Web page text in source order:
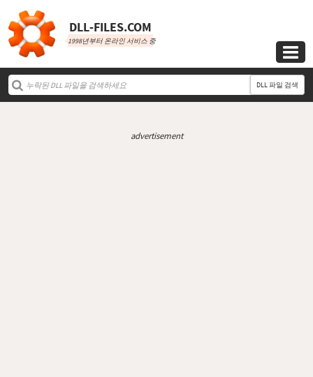
DLL‑FILES.COM
1998년부터 온라인 서비스 중

DLL 파일 검색
advertisement